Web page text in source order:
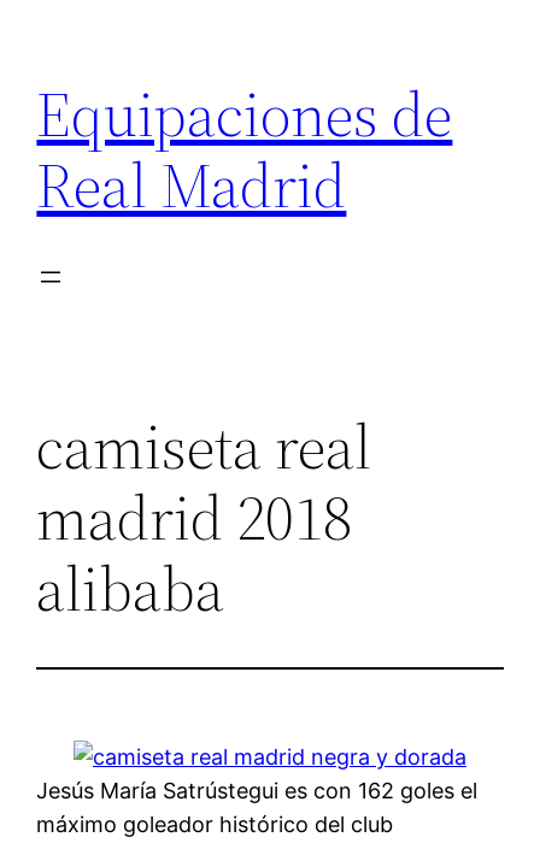
contenido
Equipaciones de
Real Madrid
camiseta real
madrid 2018
alibaba
Jesús María Satrústegui es con 162 goles el
máximo goleador histórico del club